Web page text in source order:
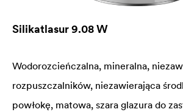
Silikatlasur 9.08 W
Wodorozcieńczalna, mineralna,
rozpuszczalników, niezawierająca
powłokę, matowa, szara glazura do